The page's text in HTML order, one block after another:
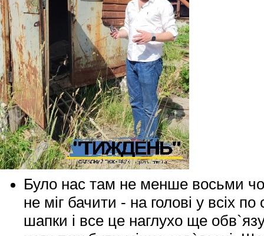
Було нас там не менше восьми
не міг бачити - на голові у всіх
шапки і все це наглухо ще